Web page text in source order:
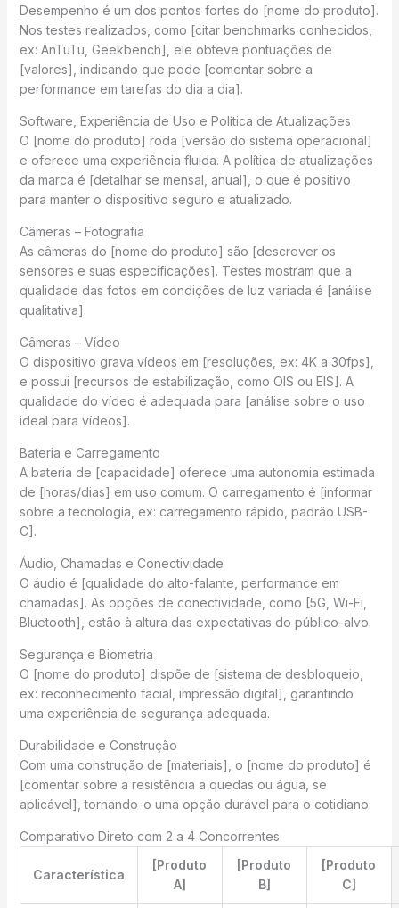
Desempenho é um dos pontos fortes do [nome do produto].
Nos testes realizados, como [citar benchmarks conhecidos,
ex: AnTuTu, Geekbench], ele obteve pontuações de
[valores], indicando que pode [comentar sobre a
performance em tarefas do dia a dia].
Software, Experiência de Uso e Política de Atualizações
O [nome do produto] roda [versão do sistema operacional]
e oferece uma experiência fluida. A política de atualizações
da marca é [detalhar se mensal, anual], o que é positivo
para manter o dispositivo seguro e atualizado.
Câmeras – Fotografia
As câmeras do [nome do produto] são [descrever os
sensores e suas especificações]. Testes mostram que a
qualidade das fotos em condições de luz variada é [análise
qualitativa].
Câmeras – Vídeo
O dispositivo grava vídeos em [resoluções, ex: 4K a 30fps],
e possui [recursos de estabilização, como OIS ou EIS]. A
qualidade do vídeo é adequada para [análise sobre o uso
ideal para vídeos].
Bateria e Carregamento
A bateria de [capacidade] oferece uma autonomia estimada
de [horas/dias] em uso comum. O carregamento é [informar
sobre a tecnologia, ex: carregamento rápido, padrão USB-
C].
Áudio, Chamadas e Conectividade
O áudio é [qualidade do alto-falante, performance em
chamadas]. As opções de conectividade, como [5G, Wi-Fi,
Bluetooth], estão à altura das expectativas do público-alvo.
Segurança e Biometria
O [nome do produto] dispõe de [sistema de desbloqueio,
ex: reconhecimento facial, impressão digital], garantindo
uma experiência de segurança adequada.
Durabilidade e Construção
Com uma construção de [materiais], o [nome do produto] é
[comentar sobre a resistência a quedas ou água, se
aplicável], tornando-o uma opção durável para o cotidiano.
Comparativo Direto com 2 a 4 Concorrentes
Característica
[Produto
A]
[Produto
B]
[Produto
C]